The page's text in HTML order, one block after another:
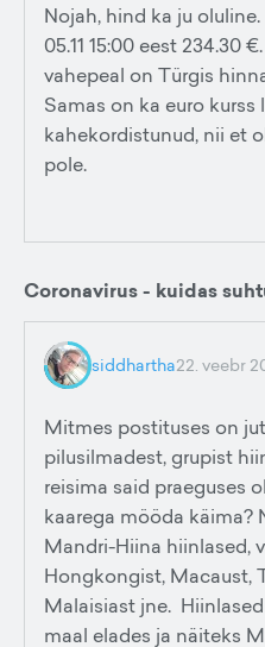
Nojah, hind ka ju
05.11 15:00 eest 234.30
vahepeal on Türgis
Samas on ka euro kurss
kahekordistunud, nii et
pole.
Coronavirus - kuidas
siddhartha22. veebr
Mitmes postituses on
pilusilmadest, grupist
reisima said praeguses
kaarega mööda käima?
Mandri-Hiina hiinlased,
Hongkongist, Macaust,
Malaisiast jne.
maal elades ja näiteks